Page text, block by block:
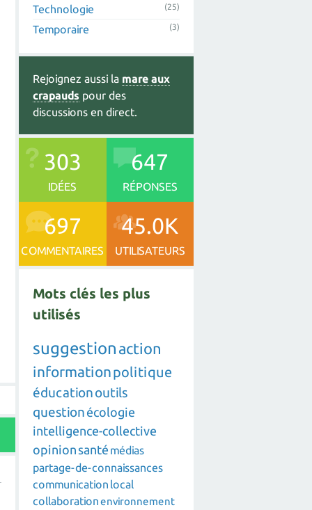
Technologie (25)
Temporaire (3)
Rejoignez aussi la mare aux
crapauds pour des
discussions en direct.
303
IDÉES
647
RÉPONSES
697
COMMENTAIRES
45.0K
UTILISATEURS
Mots clés les plus
utilisés
suggestion action
informationpolitique
éducationoutils
question écologie
intelligence-collective
opinion santé médias
partage-de-connaissances
communication local
collaborationenvironnement